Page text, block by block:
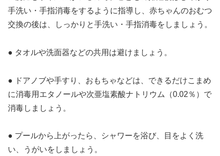
手洗い・手指消毒をするように指導し、赤ちゃんのおむつ
交換の後は、しっかりと手洗い・手指消毒をしましょう。
● タオルや洗面器などの共用は避けましょう。
● ドアノブや手すり、おもちゃなどは、できるだけこまめ
に消毒用エタノールや次亜塩素酸ナトリウム（0.02％）で
消毒しましょう。
● プールから上がったら、シャワーを浴び、目をよく洗
い、うがいをしましょう。